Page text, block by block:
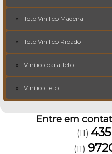
Teto Vinílico Madeira
Teto Vinílico Ripado
Vinílico para Teto
Vinílico Teto
Entre em
(11)
(11)